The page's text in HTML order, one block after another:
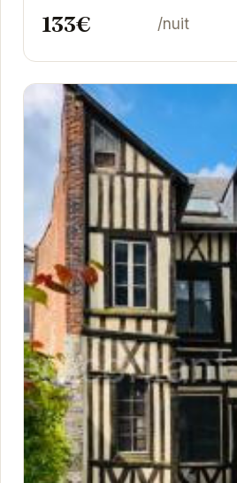
133€ /nuit